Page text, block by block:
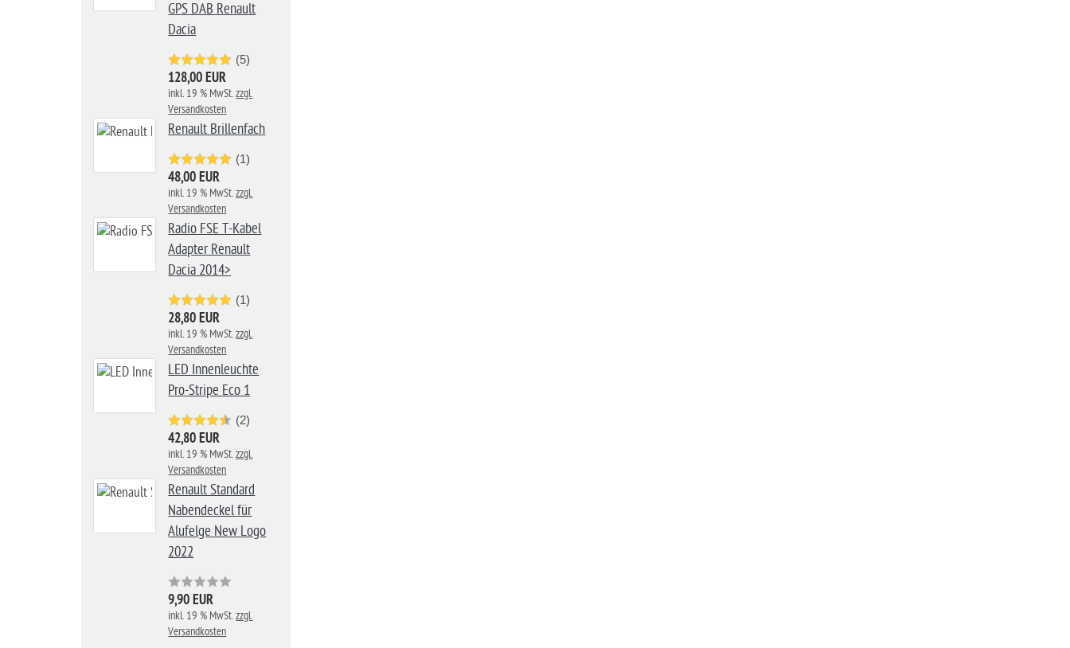
GPS DAB Renault
Dacia
(5)
128,00 EUR
inkl. 19 % MwSt.zzgl.
Versandkosten
Renault Brillenfach
(1)
48,00 EUR
inkl. 19 % MwSt.zzgl.
Versandkosten
Radio FSE T-Kabel
Adapter Renault
Dacia 2014>
(1)
28,80 EUR
inkl. 19 % MwSt.zzgl.
Versandkosten
LED Innenleuchte
Pro-Stripe Eco 1
(2)
42,80 EUR
inkl. 19 % MwSt.zzgl.
Versandkosten
Renault Standard
Nabendeckel für
Alufelge New Logo
2022
9,90 EUR
inkl. 19 % MwSt.zzgl.
Versandkosten